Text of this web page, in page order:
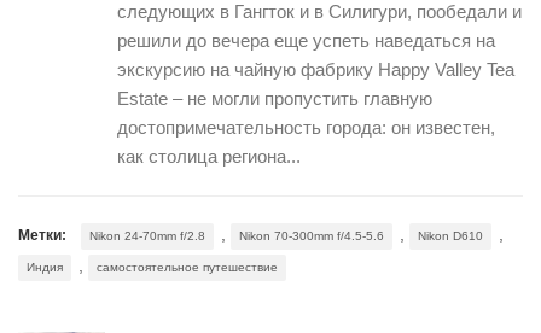
следующих в Гангток и в Силигури, пообедали и
решили до вечера еще успеть наведаться на
экскурсию на чайную фабрику Happy Valley Tea
Estate – не могли пропустить главную
достопримечательность города: он известен,
как столица региона...
Метки: Nikon 24-70mm f/2.8 , Nikon 70-300mm f/4.5-5.6 , Nikon D610 ,
Индия , самостоятельное путешествие